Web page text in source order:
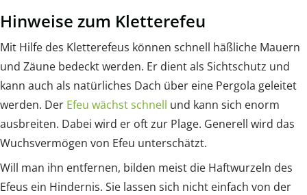
Hinweise zum Kletterefeu
Mit Hilfe des Kletterefeus können schnell häßliche Mauern
und Zäune bedeckt werden. Er dient als Sichtschutz und
kann auch als natürliches Dach über eine Pergola geleitet
werden. Der Efeu wächst schnell und kann sich enorm
ausbreiten. Dabei wird er oft zur Plage. Generell wird das
Wuchsvermögen von Efeu unterschätzt.
Will man ihn entfernen, bilden meist die Haftwurzeln des
Efeus ein Hindernis. Sie lassen sich nicht einfach von der